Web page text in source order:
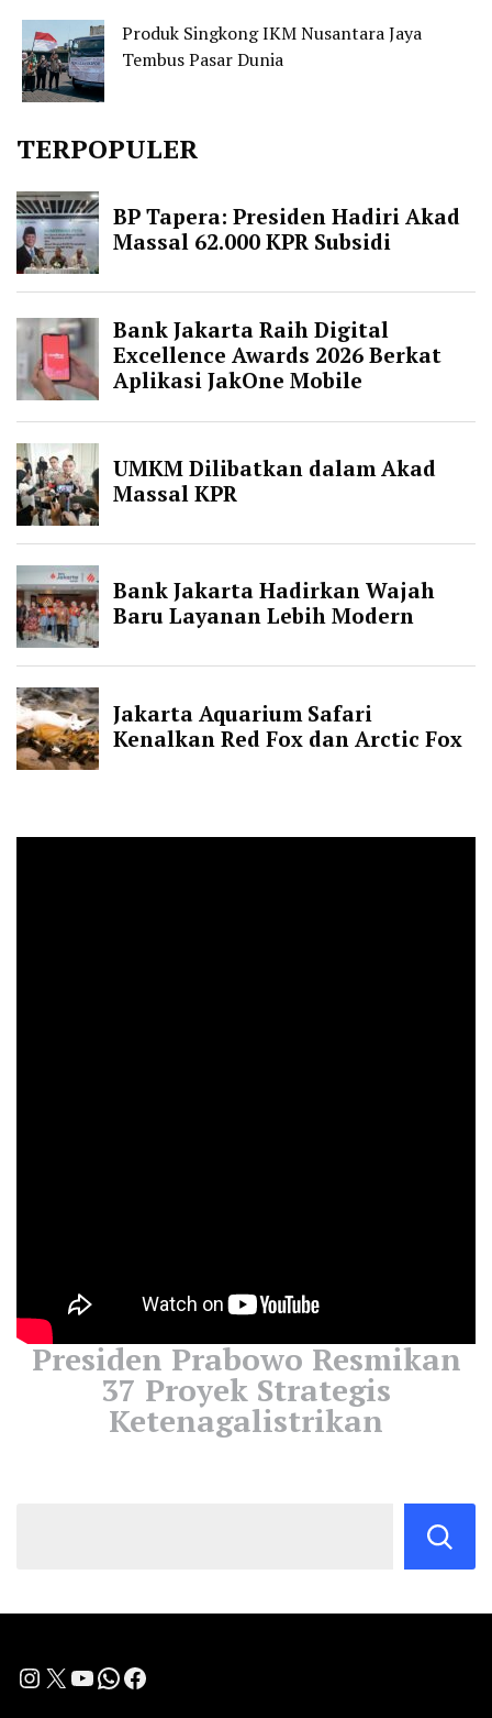
Produk Singkong IKM Nusantara Jaya
Tembus Pasar Dunia
TERPOPULER
Presiden Prabowo Resmikan
37 Proyek Strategis
Ketenagalistrikan
Instagram
X YouTube
WhatsApp
Facebook